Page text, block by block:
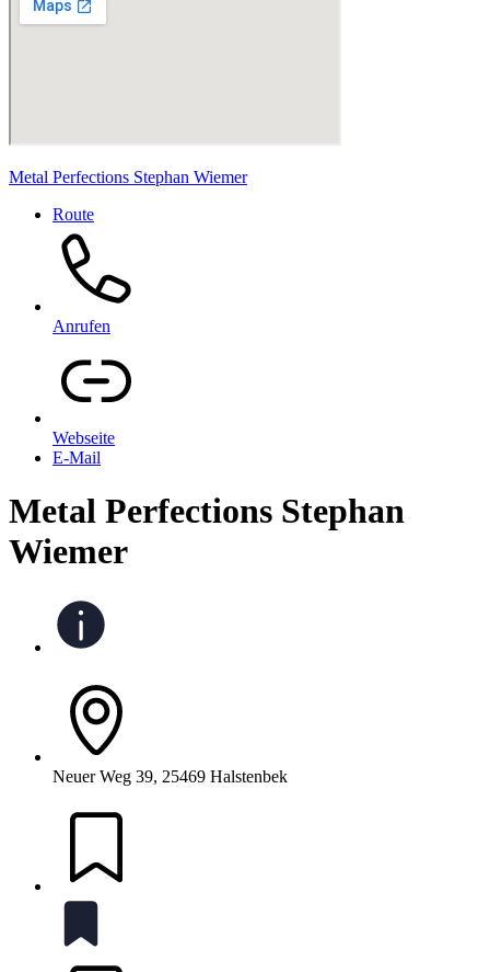
Metal Perfections Stephan Wiemer
Route
Anrufen
Webseite
E-Mail
Metal Perfections Stephan
Wiemer
Neuer Weg 39, 25469 Halstenbek